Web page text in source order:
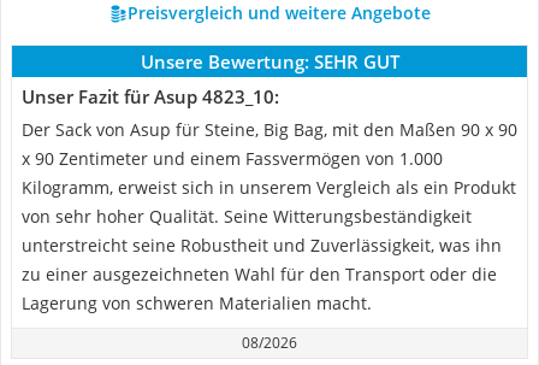
Preisvergleich und weitere Angebote
Unsere Bewertung: SEHR GUT
Unser Fazit für Asup ‎4823_10:
Der Sack von Asup für Steine, Big Bag, mit den Maßen 90 x 90
x 90 Zentimeter und einem Fassvermögen von 1.000
Kilogramm, erweist sich in unserem Vergleich als ein Produkt
von sehr hoher Qualität. Seine Witterungsbeständigkeit
unterstreicht seine Robustheit und Zuverlässigkeit, was ihn
zu einer ausgezeichneten Wahl für den Transport oder die
Lagerung von schweren Materialien macht.
08/2026